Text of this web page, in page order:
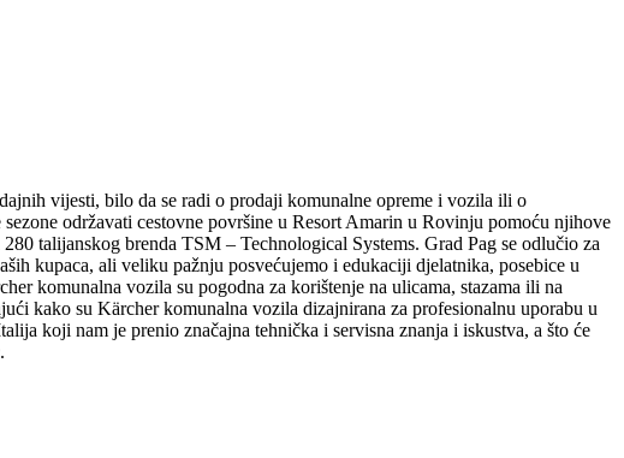
vijesti, bilo da se radi o prodaji komunalne opreme i vozila ili o
održavati cestovne površine u Resort Amarin u Rovinju pomoću njihove
talijanskog brenda TSM – Technological Systems. Grad Pag se odlučio za
kupaca, ali veliku pažnju posvećujemo i edukaciji djelatnika, posebice u
komunalna vozila su pogodna za korištenje na ulicama, stazama ili na
kako su Kärcher komunalna vozila dizajnirana za profesionalnu uporabu u
koji nam je prenio značajna tehnička i servisna znanja i iskustva, a što će